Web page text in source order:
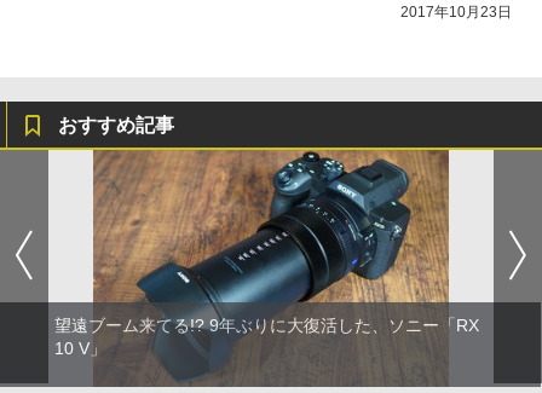
2017年10月23日
おすすめ記事
望遠ブーム来てる!? 9年ぶりに大復活した、ソニー「RX
10 V」